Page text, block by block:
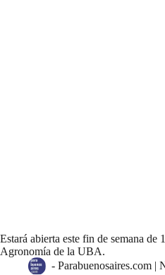
Estará abierta este fin de semana de
Agronomía de la UBA.
- Parabuenosaires.com |